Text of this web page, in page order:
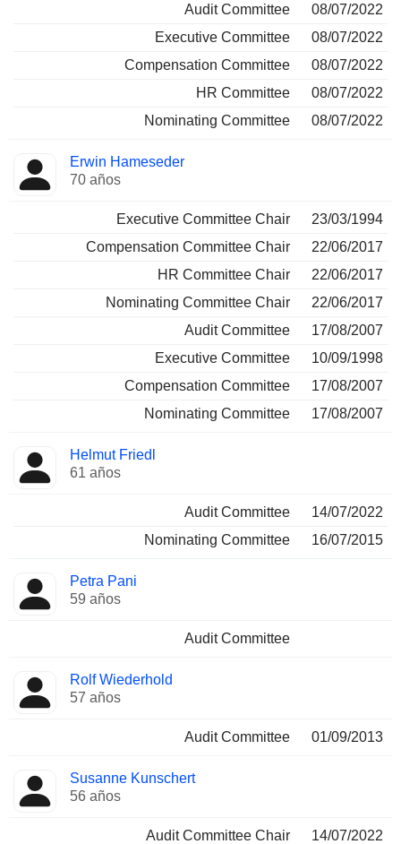
Audit Committee
08/07/2022
Executive Committee
08/07/2022
Compensation Committee
08/07/2022
HR Committee
08/07/2022
Nominating Committee
08/07/2022
Erwin Hameseder
70 años
Executive Committee Chair
23/03/1994
Compensation Committee Chair
22/06/2017
HR Committee Chair
22/06/2017
Nominating Committee Chair
22/06/2017
Audit Committee
17/08/2007
Executive Committee
10/09/1998
Compensation Committee
17/08/2007
Nominating Committee
17/08/2007
Helmut Friedl
61 años
Audit Committee
14/07/2022
Nominating Committee
16/07/2015
Petra Pani
59 años
Audit Committee
Rolf Wiederhold
57 años
Audit Committee 01/09/2013
Susanne Kunschert
56 años
Audit Committee Chair 14/07/2022